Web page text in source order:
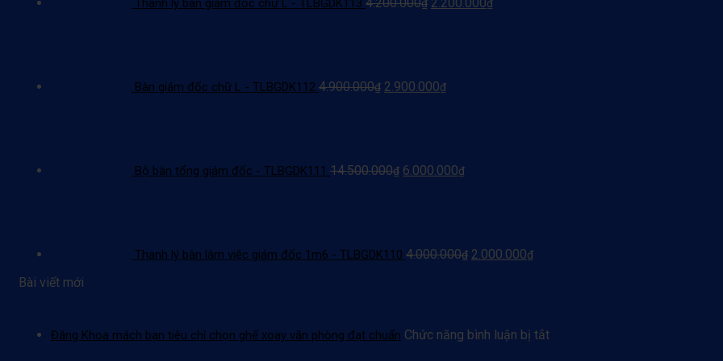
Thanh lý bàn giám đốc chữ L - TLBGDK113 ₫ ₫
Bàn giám đốc chữ L - TLBGDK112 4.900.000₫ 2.900.000₫
Bộ bàn tổng giám đốc - TLBGDK111 14.500.000₫ 6.000.000₫
Thanh lý bàn làm việc giám đốc 1m6 - TLBGDK110 4.000.000₫ 2.000.000₫
Bài viết mới
Đăng Khoa mách bạn tiêu chí chọn ghế xoay văn phòng đạt chuẩn Chức năng bình luận bị tắtở